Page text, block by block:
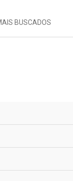
BUSCADOS